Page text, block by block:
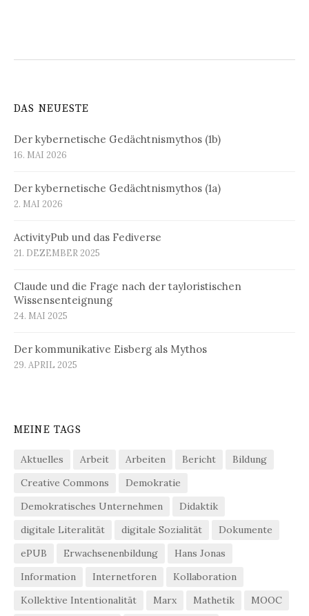
DAS NEUESTE
Der kybernetische Gedächtnismythos (1b)
16. MAI 2026
Der kybernetische Gedächtnismythos (1a)
2. MAI 2026
ActivityPub und das Fediverse
21. DEZEMBER 2025
Claude und die Frage nach der tayloristischen
Wissensenteignung
24. MAI 2025
Der kommunikative Eisberg als Mythos
29. APRIL 2025
MEINE TAGS
Aktuelles Arbeit Arbeiten Bericht
Bildung
Creative Commons
Demokratie
Demokratisches Unternehmen
Didaktik
digitale Literalität
digitale Sozialität
Dokumente
ePUB
Erwachsenenbildung
Hans Jonas
Information
Internetforen
Kollaboration
Kollektive Intentionalität
Marx Mathetik
MOOC